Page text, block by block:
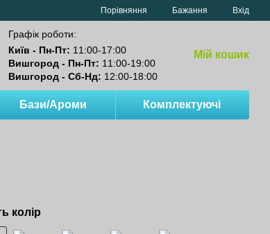
Порівняння Бажання Вхід
Графік роботи:
Київ - Пн-Пт: 11:00-17:00
Вишгород - Пн-Пт: 11:00-19:00
Вишгород - Сб-Нд: 12:00-18:00
Мій кошик
Бази/Ароми Комплектуючі
колір